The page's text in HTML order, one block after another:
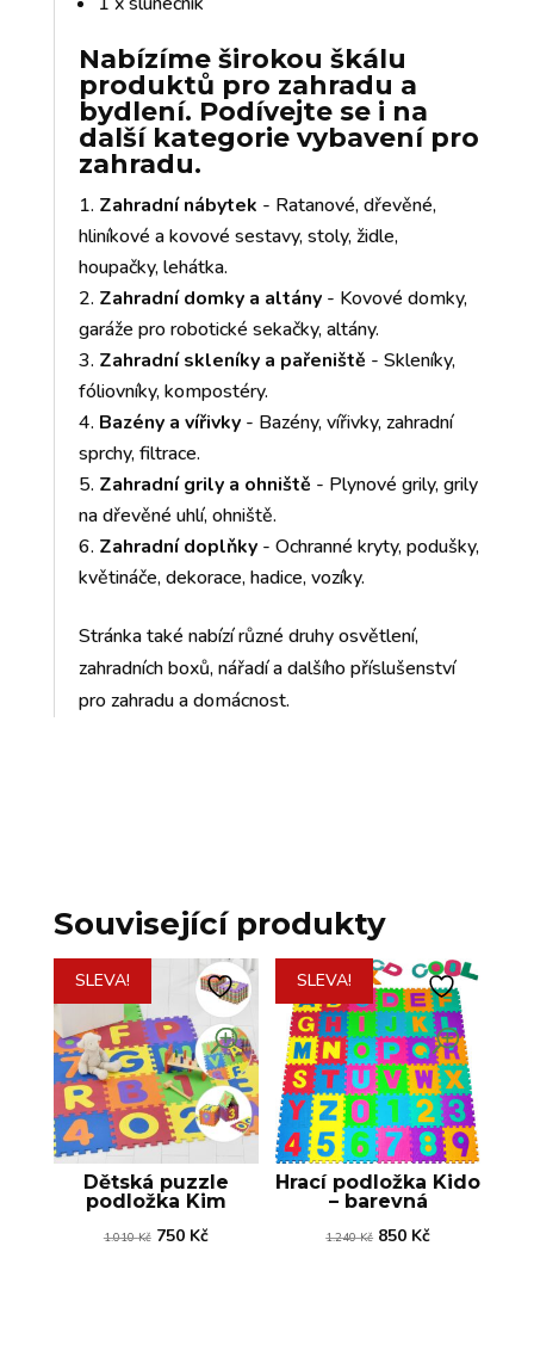
Nabízíme širokou škálu
produktů pro zahradu a
bydlení. Podívejte se i na
další kategorie vybavení pro
zahradu.
Zahradní nábytek - Ratanové, dřevěné,
hliníkové a kovové sestavy, stoly, židle,
houpačky, lehátka.
Zahradní domky a altány- Kovové domky,
garáže pro robotické sekačky, altány.
Zahradní skleníky a pařeniště - Skleníky,
fóliovníky, kompostéry.
Bazény a vířivky- Bazény, vířivky, zahradní
sprchy, filtrace.
Zahradní grily a ohniště - Plynové grily, grily
na dřevěné uhlí, ohniště.
Zahradní doplňky- Ochranné kryty, podušky,
květináče, dekorace, hadice, vozíky.
Stránka také nabízí různé druhy osvětlení,
zahradních boxů, nářadí a dalšího příslušenství
pro zahradu a domácnost.
Související produkty
SLEVA!
Dětská puzzle
podložka Kim
1.010Kč Původní
750 KčAktuální
SLEVA!
Hrací podložka Kido
– barevná
1.240Kč Původní
850 KčAktuální